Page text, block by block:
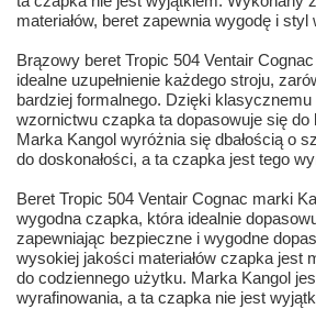
materiałów, beret zapewnia wygodę i
Brązowy beret Tropic 504 Ventair
idealne uzupełnienie każdego stroju,
bardziej formalnego. Dzięki
wzornictwu czapka ta dopasowuje się do
Marka Kangol wyróżnia się dbałością o
do doskonałości, a ta czapka jest tego
Beret Tropic 504 Ventair Cognac marki
wygodna czapka, która idealnie
zapewniając bezpieczne i wygodne
wysokiej jakości materiałów czapka jest
do codziennego użytku. Marka Kangol
wyrafinowania, a ta czapka nie jest